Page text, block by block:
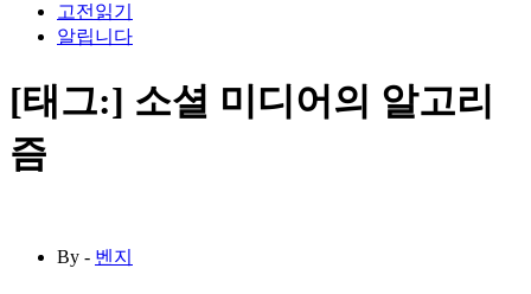
고전읽기
알립니다
[태그:] 소셜 미디어의 알고리
즘
By - 벤지